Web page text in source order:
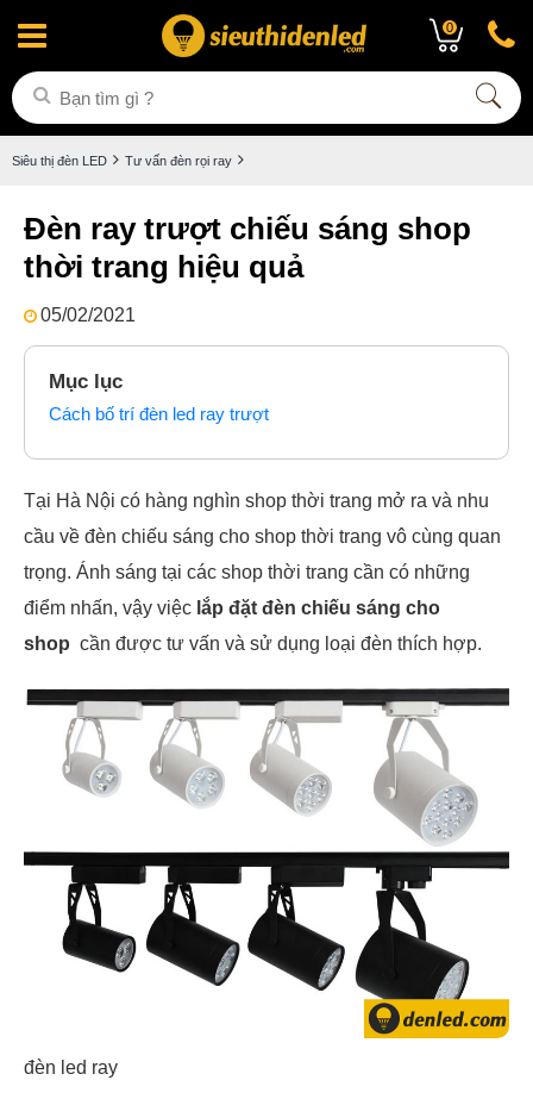
0
Siêu thị đèn LED Tư vấn đèn rọi ray
Đèn ray trượt chiếu sáng shop
thời trang hiệu quả
05/02/2021
Mục lục
Cách bố trí đèn led ray trượt
Tại Hà Nội có hàng nghìn shop thời trang mở ra và nhu
cầu về đèn chiếu sáng cho shop thời trang vô cùng quan
trọng. Ánh sáng tại các shop thời trang cần có những
điểm nhấn, vậy việc lắp đặt đèn chiếu sáng cho
shop cần được tư vấn và sử dụng loại đèn thích hợp.
đèn led ray